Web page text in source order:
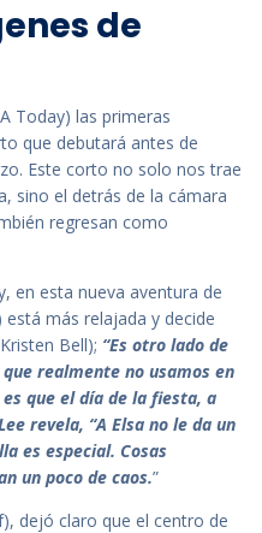
de
Today) las primeras
que debutará antes de
Este corto no solo nos trae
sino el detrás de la cámara
regresan como
en esta nueva aventura de
más relajada y decide
Bell); “Es otro lado de
realmente no usamos en
que el día de la fiesta, a
revela, “A Elsa no le da un
es especial. Cosas
un poco de caos.”
dejó claro que el centro de